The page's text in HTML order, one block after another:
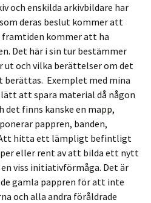
och enskilda arkivbildare har
deras beslut kommer att
kommer att ha
Det här i sin tur bestämmer
ut och vilka berättelser om det
Exemplet med mina
att spara material då någon
det finns kanske en mapp,
pappren, banden,
Att hitta ett lämpligt befintligt
eller rent av att bilda ett nytt
viss initiativförmåga. Det är
gamla pappren för att inte
och alla andra föråldrade